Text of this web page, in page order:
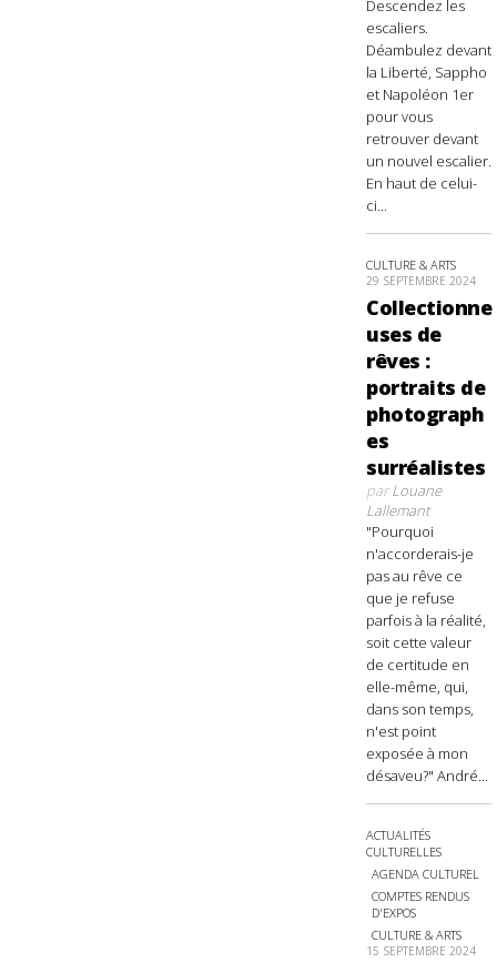
Descendez les
escaliers.
Déambulez devant
la Liberté, Sappho
et Napoléon 1er
pour vous
retrouver devant
un nouvel escalier.
En haut de celui-
ci...
CULTURE & ARTS
29 SEPTEMBRE 2024
Collectionne
uses de
rêves :
portraits de
photograph
es
surréalistes
parLouane
Lallemant
"Pourquoi
n'accorderais-je
pas au rêve ce
que je refuse
parfois à la réalité,
soit cette valeur
de certitude en
elle-même, qui,
dans son temps,
n'est point
exposée à mon
désaveu?" André...
ACTUALITÉS
CULTURELLES
AGENDA CULTUREL
COMPTES RENDUS
D'EXPOS
CULTURE & ARTS
15 SEPTEMBRE 2024